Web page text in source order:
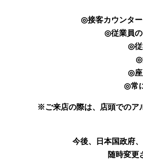
◎接客カウンタ
◎従業員の
◎従
◎
◎座
◎常
※ご来店の際は、店頭でのア
今後、日本国政府
随時変更